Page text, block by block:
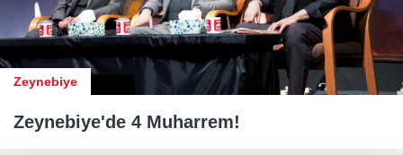
Zeynebiye
Zeynebiye'de 4 Muharrem!